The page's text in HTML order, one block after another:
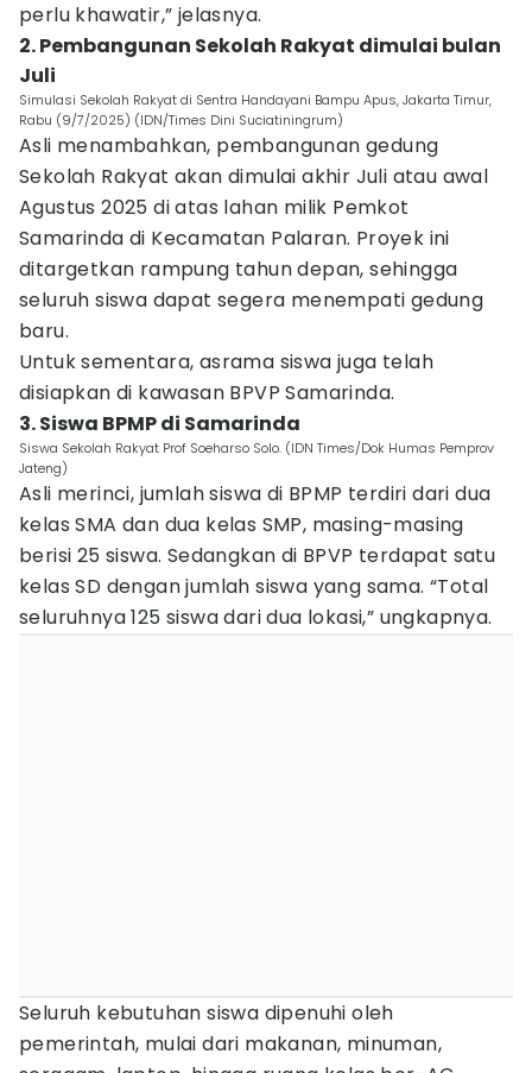
perlu khawatir,” jelasnya.
2. Pembangunan Sekolah Rakyat dimulai bulan
Juli
Simulasi Sekolah Rakyat di Sentra Handayani Bampu Apus, Jakarta Timur,
Rabu (9/7/2025) (IDN/Times Dini Suciatiningrum)
Asli menambahkan, pembangunan gedung
Sekolah Rakyat akan dimulai akhir Juli atau awal
Agustus 2025 di atas lahan milik Pemkot
Samarinda di Kecamatan Palaran. Proyek ini
ditargetkan rampung tahun depan, sehingga
seluruh siswa dapat segera menempati gedung
baru.
Untuk sementara, asrama siswa juga telah
disiapkan di kawasan BPVP Samarinda.
3. Siswa BPMP di Samarinda
Siswa Sekolah Rakyat Prof Soeharso Solo. (IDN Times/Dok Humas Pemprov
Jateng)
Asli merinci, jumlah siswa di BPMP terdiri dari dua
kelas SMA dan dua kelas SMP, masing-masing
berisi 25 siswa. Sedangkan di BPVP terdapat satu
kelas SD dengan jumlah siswa yang sama. “Total
seluruhnya 125 siswa dari dua lokasi,” ungkapnya.
Seluruh kebutuhan siswa dipenuhi oleh
pemerintah, mulai dari makanan, minuman,